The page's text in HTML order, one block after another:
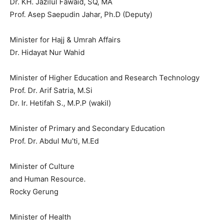
Prof. Asep Saepudin Jahar, Ph.D (Deputy)
Minister for Hajj & Umrah Affairs
Dr. Hidayat Nur Wahid
Minister of Higher Education and Research Technology
Prof. Dr. Arif Satria, M.Si
Dr. Ir. Hetifah S., M.P.P (wakil)
Minister of Primary and Secondary Education
Prof. Dr. Abdul Mu’ti, M.Ed
Minister of Culture
and Human Resource.
Rocky Gerung
Minister of Health